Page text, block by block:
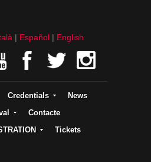
Español English
Credentials
News
Contacte
Tickets